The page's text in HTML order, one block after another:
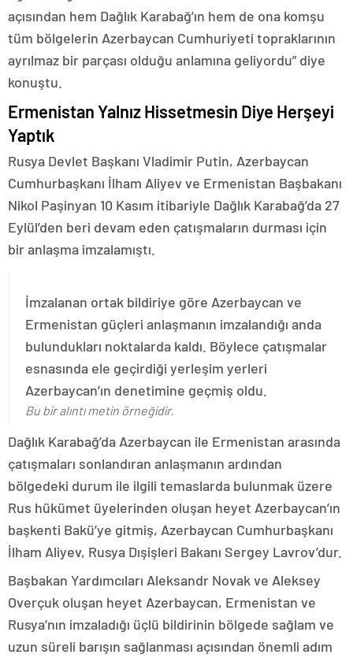
açısından hem Dağlık Karabağ’ın hem de ona komşu
tüm bölgelerin Azerbaycan Cumhuriyeti topraklarının
ayrılmaz bir parçası olduğu anlamına geliyordu” diye
konuştu.
Ermenistan Yalnız Hissetmesin Diye Herşeyi
Yaptık
Rusya Devlet Başkanı Vladimir Putin, Azerbaycan
Cumhurbaşkanı İlham Aliyev ve Ermenistan Başbakanı
Nikol Paşinyan 10 Kasım itibariyle Dağlık Karabağ’da 27
Eylül’den beri devam eden çatışmaların durması için
bir anlaşma imzalamıştı.
İmzalanan ortak bildiriye göre Azerbaycan ve
Ermenistan güçleri anlaşmanın imzalandığı anda
bulundukları noktalarda kaldı. Böylece çatışmalar
esnasında ele geçirdiği yerleşim yerleri
Azerbaycan’ın denetimine geçmiş oldu.
Bu bir alıntı metin örneğidir.
Dağlık Karabağ’da Azerbaycan ile Ermenistan arasında
çatışmaları sonlandıran anlaşmanın ardından
bölgedeki durum ile ilgili temaslarda bulunmak üzere
Rus hükümet üyelerinden oluşan heyet Azerbaycan’ın
başkenti Bakü’ye gitmiş, Azerbaycan Cumhurbaşkanı
İlham Aliyev, Rusya Dışişleri Bakanı Sergey Lavrov’dur.
Başbakan Yardımcıları Aleksandr Novak ve Aleksey
Overçuk oluşan heyet Azerbaycan, Ermenistan ve
Rusya’nın imzaladığı üçlü bildirinin bölgede sağlam ve
uzun süreli barışın sağlanması açısından önemli adım